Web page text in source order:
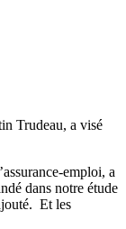
Trudeau, a visé
emploi, a
dans notre étude
Et les